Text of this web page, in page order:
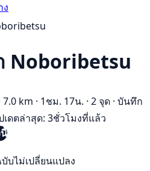
ง
Noboribetsu
7.0 km · 1ชม. 17น. · 2 จุด · บันทึก
เดตล่าสุด: 3ชั่วโมงที่แล้ว
บไม่เปลี่ยนแปลง